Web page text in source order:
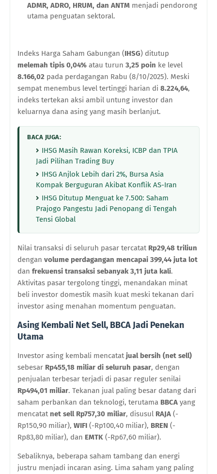
ADMR, ADRO, HRUM, dan ANTM menjadi pendorong
utama penguatan sektoral.
Indeks Harga Saham Gabungan (IHSG) ditutup
melemah tipis 0,04% atau turun 3,25 poin ke level
8.166,02 pada perdagangan Rabu (8/10/2025). Meski
sempat menembus level tertinggi harian di 8.224,64,
indeks tertekan aksi ambil untung investor dan
keluarnya dana asing yang masih berlanjut.
BACA JUGA:
IHSG Masih Rawan Koreksi, ICBP dan TPIA
Jadi Pilihan Trading Buy
IHSG Anjlok Lebih dari 2%, Bursa Asia
Kompak Berguguran Akibat Konflik AS-Iran
IHSG Ditutup Menguat ke 7.500: Saham
Prajogo Pangestu Jadi Penopang di Tengah
Tensi Global
Nilai transaksi di seluruh pasar tercatat Rp29,48 triliun
dengan volume perdagangan mencapai 399,44 juta lot
dan frekuensi transaksi sebanyak 3,11 juta kali.
Aktivitas pasar tergolong tinggi, menandakan minat
beli investor domestik masih kuat meski tekanan dari
investor asing menahan momentum penguatan.
Asing Kembali Net Sell, BBCA Jadi Penekan
Utama
Investor asing kembali mencatatjual bersih (net sell)
sebesar Rp455,18 miliar di seluruh pasar, dengan
penjualan terbesar terjadi di pasar reguler senilai
Rp494,01 miliar. Tekanan jual paling besar datang dari
saham perbankan dan teknologi, terutama BBCA yang
mencatat net sell Rp757,30 miliar, disusul RAJA (-
Rp150,90 miliar), WIFI (-Rp100,40 miliar), BREN (-
Rp83,80 miliar), dan EMTK (-Rp67,60 miliar).
Sebaliknya, beberapa saham tambang dan energi
justru menjadi incaran asing. Lima saham yang paling